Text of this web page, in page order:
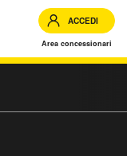
ACCEDI
Area concessionari